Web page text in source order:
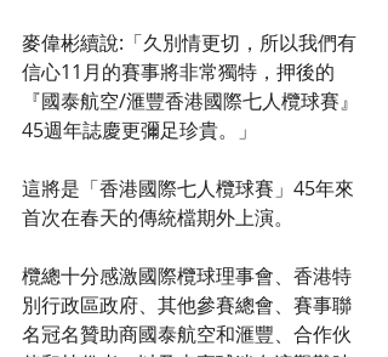
麥偉彬續說:「久別情更切，所以我們有
信心11月的賽事將非常獨特，押後的
『國泰航空/滙豐香港國際七人欖球賽』
45週年誌慶更彌足珍貴。」
這將是「香港國際七人欖球賽」45年來
首次在春天的傳統檔期外上演。
欖總十分感激國際欖球理事會、香港特
別行政區政府、其他參賽總會、賽事聯
名冠名贊助商國泰航空和滙豐、合作伙